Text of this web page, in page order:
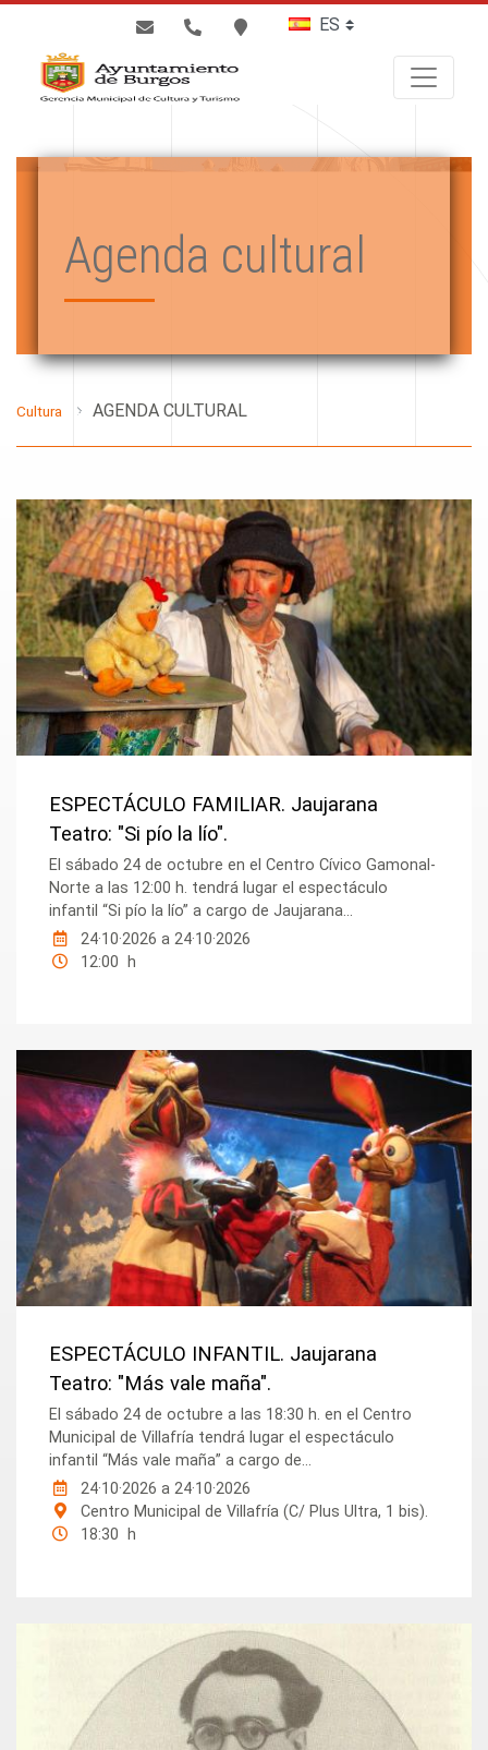
Agenda cultural
Cultura AGENDA CULTURAL
ESPECTÁCULO FAMILIAR. Jaujarana
Teatro: "Si pío la lío".
El sábado 24 de octubre en el Centro Cívico Gamonal-
Norte a las 12:00 h. tendrá lugar el espectáculo
infantil “Si pío la lío” a cargo de Jaujarana...
24·10·2026a24·10·2026
12:00 h
ESPECTÁCULO INFANTIL. Jaujarana
Teatro: "Más vale maña".
El sábado 24 de octubre a las 18:30 h. en el Centro
Municipal de Villafría tendrá lugar el espectáculo
infantil “Más vale maña” a cargo de...
24·10·2026a24·10·2026
Centro Municipal de Villafría (C/ Plus Ultra, 1 bis).
18:30 h